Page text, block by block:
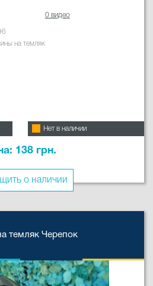
0 видео
на темляк
Нет в наличии
138 грн.
о наличии
темляк Черепок